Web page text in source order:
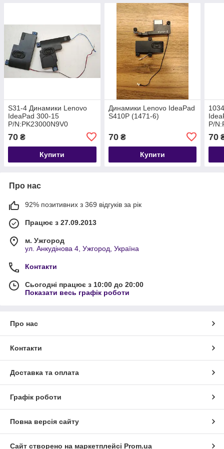
S31-4 Динамики Lenovo
IdeaPad 300-15
P/N:PK23000N9V0
70 ₴
Купити
Динамики Lenovo IdeaPad
S410P (1471-6)
70₴
Купити
P/
70
Про нас
92% позитивних з 369 відгуків за рік
Працює з 27.09.2013
м. Ужгород
ул. Анкудінова 4, Ужгород, Україна
Контакти
Сьогодні працює з 10:00 до 20:00
Показати весь графік роботи
Про нас
Контакти
Доставка та оплата
Графік роботи
Повна версія сайту
Сайт створено на маркетплейсі Prom.ua